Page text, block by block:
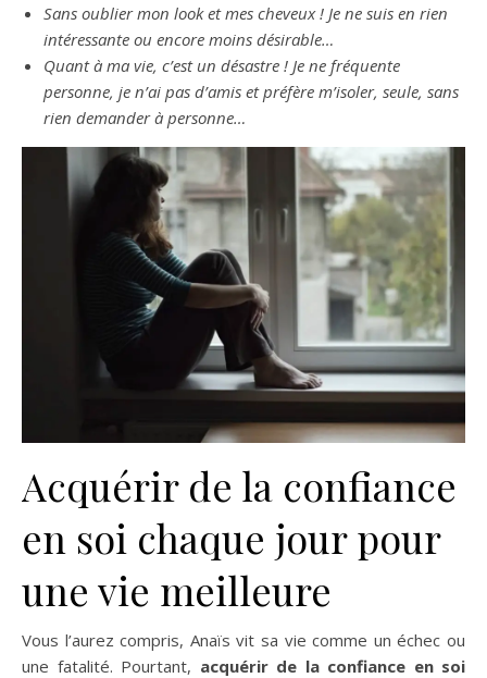
Sans oublier mon look et mes cheveux ! Je ne suis en rien
intéressante ou encore moins désirable…
Quant à ma vie, c’est un désastre ! Je ne fréquente
personne, je n’ai pas d’amis et préfère m’isoler, seule, sans
rien demander à personne…
Acquérir de la confiance
en soi chaque jour pour
une vie meilleure
Vous l’aurez compris, Anaïs vit sa vie comme un échec ou
une fatalité. Pourtant, acquérir de la confiance en soi